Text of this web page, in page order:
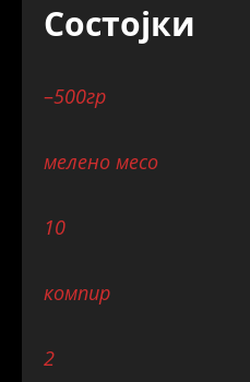
Состојки
–500гр
мелено месо
10
компир
2